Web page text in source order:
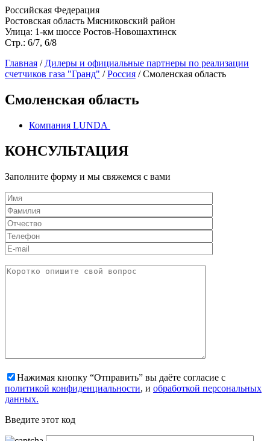
Российская Федерация
Ростовская область Мясниковский район
Улица: 1-км шоссе Ростов-Новошахтинск
Стр.: 6/7, 6/8
Главная / Дилеры и официальные партнеры по реализации
счетчиков газа "Гранд" /Россия /Смоленская область
Смоленская область
Компания LUNDA
КОНСУЛЬТАЦИЯ
Заполните форму и мы свяжемся с вами
Нажимая кнопку “Отправить” вы даёте согласие с
политикой конфиденциальности, и обработкой персональных
данных.
Введите этот код